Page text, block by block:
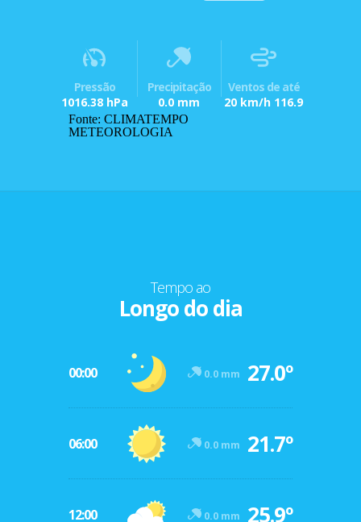
Pressão
1016.38 hPa
Precipitação
0.0 mm
Ventos de até
20 km/h 116.9
Fonte: CLIMATEMPO
METEOROLOGIA
Tempo ao
Longo do dia
00:00 0.0 mm 27.0º
06:00 0.0 mm 21.7º
12:00 0.0 mm 25.9º